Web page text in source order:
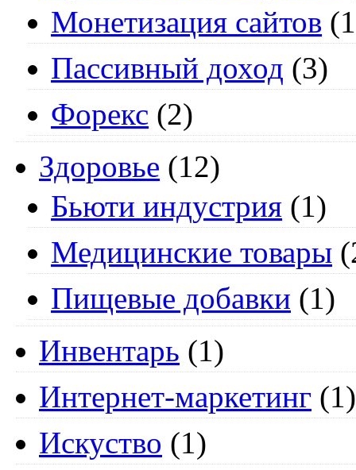
Монетизация сайтов
Пассивный доход (3)
Форекс (2)
Здоровье (12)
Бьюти индустрия (1)
Медицинские товары
Пищевые добавки (1)
Инвентарь (1)
Интернет-маркетинг (1)
Искуство (1)